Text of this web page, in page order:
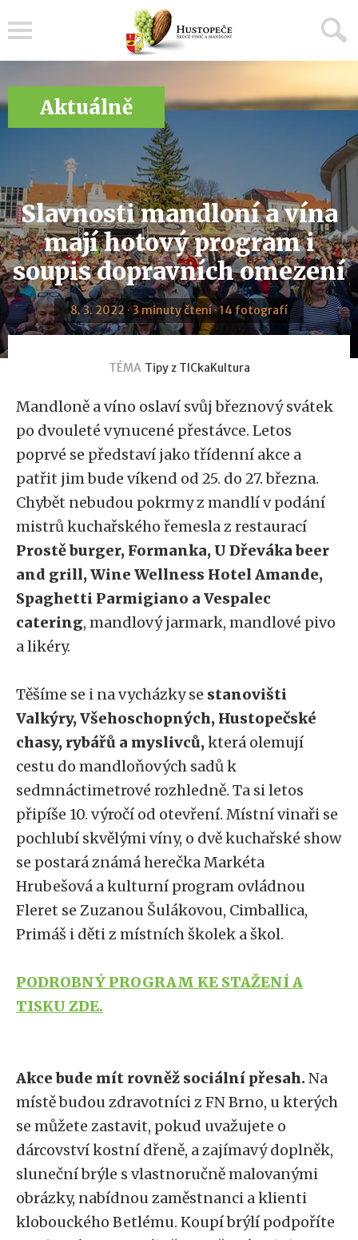
Aktuálně
Slavnosti mandloní a vína
mají hotový program i
soupis dopravních omezení
8. 3. 2022 · 3 minuty čtení · 14 fotografí
TÉMA Tipy z TICkaKultura
Mandloně a víno oslaví svůj březnový svátek
po dvouleté vynucené přestávce. Letos
poprvé se představí jako třídenní akce a
patřit jim bude víkend od 25. do 27. března.
Chybět nebudou pokrmy z mandlí v podání
mistrů kuchařského řemesla z restaurací
Prostě burger, Formanka, U Dřeváka beer
and grill, Wine Wellness Hotel Amande,
Spaghetti Parmigiano a Vespalec
catering, mandlový jarmark, mandlové pivo
a likéry.
Těšíme se i na vycházky se stanovišti
Valkýry, Všehoschopných, Hustopečské
chasy, rybářů a myslivců,která olemují
cestu do mandloňových sadů k
sedmnáctimetrové rozhledně. Ta si letos
připíše 10. výročí od otevření. Místní vinaři se
pochlubí skvělými víny, o dvě kuchařské show
se postará známá herečka Markéta
Hrubešová a kulturní program ovládnou
Fleret se Zuzanou Šulákovou, Cimballica,
Primáš i děti z místních školek a škol.
PODROBNÝ PROGRAM KE STAŽENÍ A
TISKU ZDE.
Akce bude mít rovněž sociální přesah.Na
místě budou zdravotníci z FN Brno, u kterých
se můžete zastavit, pokud uvažujete o
dárcovství kostní dřeně, a zajímavý doplněk,
sluneční brýle s vlastnoručně malovanými
obrázky, nabídnou zaměstnanci a klienti
klobouckého Betlému. Koupí brýlí podpoříte